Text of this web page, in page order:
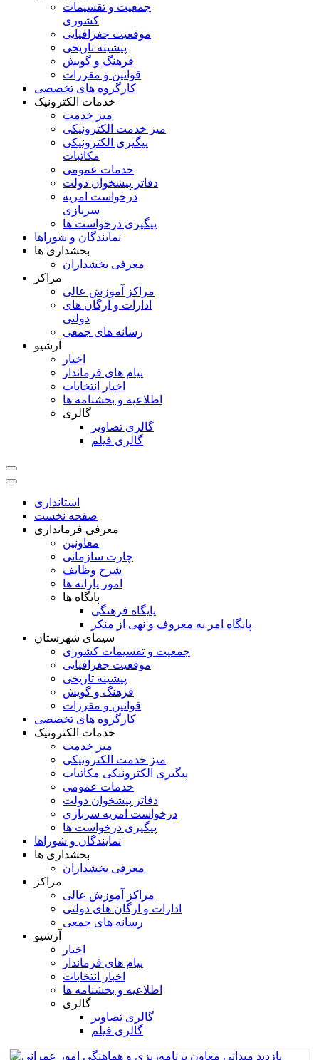
جمعیت و تقسیمات
کشوری
موقعیت جغرافیایی
پیشینه تاریخی
فرهنگ و گویش
قوانین و مقررات
کارگروه های تخصصی
خدمات الکترونیک
میز خدمت
میز خدمت الکترونیکی
پیگیری الکترونیکی
مکاتبات
خدمات عمومی
دفاتر پیشخوان دولت
درخواست امریه
سربازی
پیگیری درخواست ها
نمایندگان و شوراها
بخشداری ها
معرفی بخشداران
مراکز
مراکز آموزش عالی
ادارات و ارگان های
دولتی
رسانه های جمعی
آرشیو
اخبار
پیام های فرماندار
اخبار انتخابات
اطلاعیه و بخشنامه ها
گالری
گالری تصاویر
گالری فیلم
استانداری
صفحه نخست
معرفی فرمانداری
معاونین
چارت سازمانی
شرح وظایف
امور یارانه ها
پایگاه ها
پایگاه فرهنگی
پایگاه امر به معروف و نهی از منکر
سیمای شهرستان
جمعیت و تقسیمات کشوری
موقعیت جغرافیایی
پیشینه تاریخی
فرهنگ و گویش
قوانین و مقررات
کارگروه های تخصصی
خدمات الکترونیک
میز خدمت
میز خدمت الکترونیکی
پیگیری الکترونیکی مکاتبات
خدمات عمومی
دفاتر پیشخوان دولت
درخواست امریه سربازی
پیگیری درخواست ها
نمایندگان و شوراها
بخشداری ها
معرفی بخشداران
مراکز
مراکز آموزش عالی
ادارات و ارگان های دولتی
رسانه های جمعی
آرشیو
اخبار
پیام های فرماندار
اخبار انتخابات
اطلاعیه و بخشنامه ها
گالری
گالری تصاویر
گالری فیلم